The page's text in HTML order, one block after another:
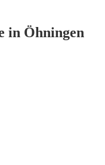
in Öhningen